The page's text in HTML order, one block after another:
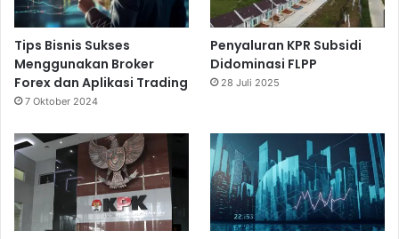
Tips Bisnis Sukses
Menggunakan Broker
Forex dan Aplikasi Trading
7 Oktober 2024
Penyaluran KPR Subsidi
Didominasi FLPP
28 Juli 2025